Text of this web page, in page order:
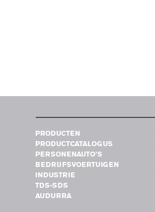
PRODUCTEN
PRODUCTCATALOGUS
PERSONENAUTO’S
BEDRIJFSVOERTUIGEN
INDUSTRIE
TDS-SDS
AUDURRA